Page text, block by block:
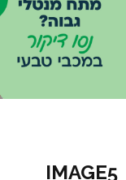
IMAGE5